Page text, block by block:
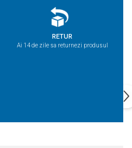
RETUR
Ai 14 de zile sa returnezi produsul